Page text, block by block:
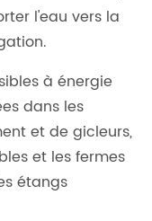
l'eau vers la
à énergie
dans les
et de gicleurs,
et les fermes
étangs